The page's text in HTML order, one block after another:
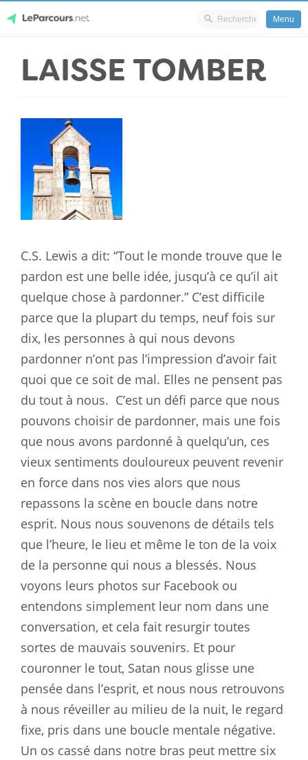
content
LeParcours.net
Menu
LAISSE TOMBER
C.S. Lewis a dit: “Tout le monde trouve que le
pardon est une belle idée, jusqu’à ce qu’il ait
quelque chose à pardonner.” C’est difficile
parce que la plupart du temps, neuf fois sur
dix, les personnes à qui nous devons
pardonner n’ont pas l’impression d’avoir fait
quoi que ce soit de mal. Elles ne pensent pas
du tout à nous. C’est un défi parce que nous
pouvons choisir de pardonner, mais une fois
que nous avons pardonné à quelqu’un, ces
vieux sentiments douloureux peuvent revenir
en force dans nos vies alors que nous
repassons la scène en boucle dans notre
esprit. Nous nous souvenons de détails tels
que l’heure, le lieu et même le ton de la voix
de la personne qui nous a blessés. Nous
voyons leurs photos sur Facebook ou
entendons simplement leur nom dans une
conversation, et cela fait resurgir toutes
sortes de mauvais souvenirs. Et pour
couronner le tout, Satan nous glisse une
pensée dans l’esprit, et nous nous retrouvons
à nous réveiller au milieu de la nuit, le regard
fixe, pris dans une boucle mentale négative.
Un os cassé dans notre bras peut mettre six